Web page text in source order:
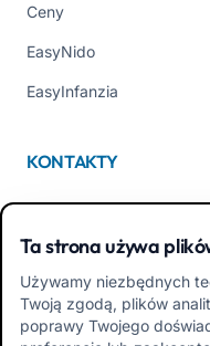
Ceny
EasyNido
EasyInfanzia
KONTAKTY
Kim jesteśmy
Contattaci
Tel +39 02 84152514
Ta strona używa
Używamy niezbędnych
Twoją zgodą, plików
poprawy Twojego